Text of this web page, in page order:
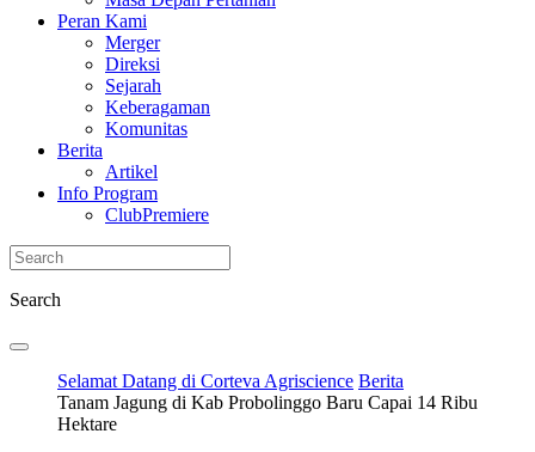
Peran Kami
Merger
Direksi
Sejarah
Keberagaman
Komunitas
Berita
Artikel
Info Program
ClubPremiere
Search
Selamat Datang di Corteva Agriscience Berita
Tanam Jagung di Kab Probolinggo Baru Capai 14 Ribu
Hektare